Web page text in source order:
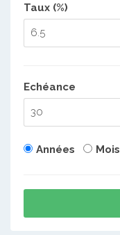
Taux (%)
Echéance
Années Mois